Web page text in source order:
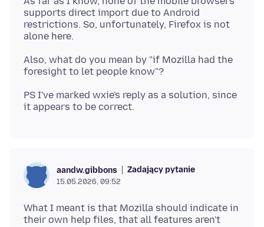
supports direct import due to Android
restrictions. So, unfortunately, Firefox is not
Also, what do you mean by "if Mozilla had the
PS I've marked wxie's reply as a solution, since
aandw.gibbons Zadający pytanie
15.05.2026, 09:52
What I meant is that Mozilla should indicate in
their own help files, that all features aren't